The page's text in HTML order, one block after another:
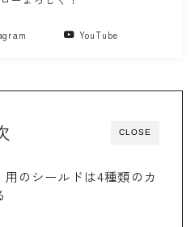
YouTube
CLOSE
のシールドは4種類のカ